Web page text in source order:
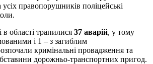
усіх правопорушників поліцейські
в області трапилися 37 аварій, у тому
і 1 – з загиблим
кримінальні провадження та
дорожньо-транспортних пригод.